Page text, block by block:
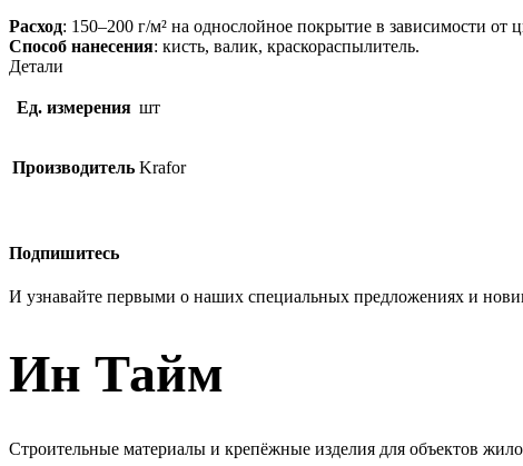
Расход: 150–200 г/м² на однослойное покрытие в зависимости от
Способ нанесения: кисть, валик, краскораспылитель.
Детали
Ед. измерения шт
Производитель Krafor
Подпишитесь
И узнавайте первыми о наших специальных предложениях и
Ин Тайм
Строительные материалы и крепёжные изделия для объектов